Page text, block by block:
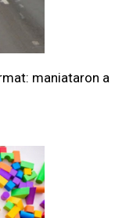
maniataron a